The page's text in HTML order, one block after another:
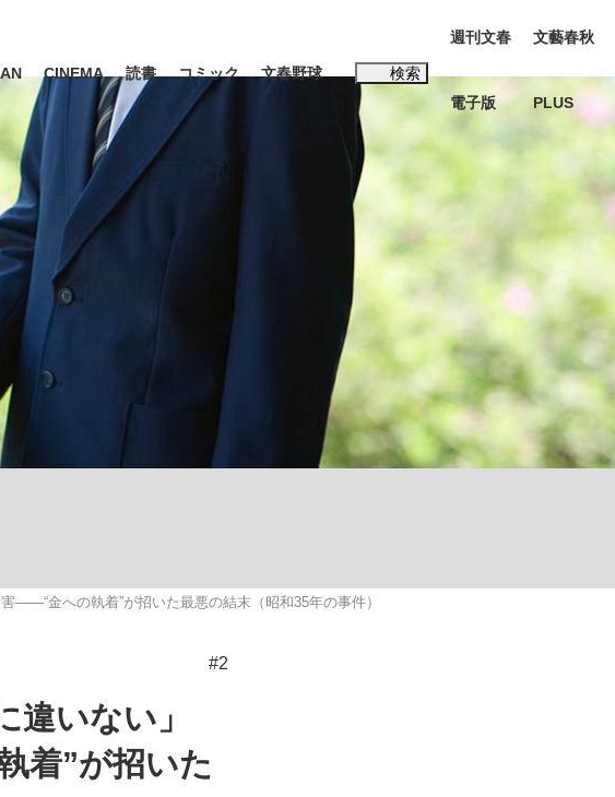
ネス インタビュー
気のまま解散」WBC日本代表“敗戦”の真実 選手が明かす...
観る将棋、読む将棋
CINEMA 読書 コミック 文春野球 検索
二 #内田有紀
週刊文春
電子版
文藝春秋
PLUS
――“金への執着”が招いた最悪の結末（昭和35年の事件）
#2
違いない」
着”が招いた